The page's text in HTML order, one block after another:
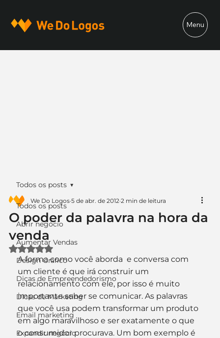
Menu
Todos os posts
Abrir negócio
Aumentar Vendas
Design Gráfico
Dicas de Empreendedorismo
Dicas de Marketing
Email marketing
Expandir negócio
Todos os posts
O poder da palavra na hora da
venda
We Do Logos 5 de abr. de 2012 2 min de leitura
Avaliado com NaN de 5 estrelas.
A forma como você aborda  e conversa com
um cliente é que irá construir um
relacionamento com ele, por isso é muito
importante saber se comunicar. As palavras
que você usa podem transformar um produto
em algo maravilhoso e ser exatamente o que
o consumidor procurava. Um bom exemplo é